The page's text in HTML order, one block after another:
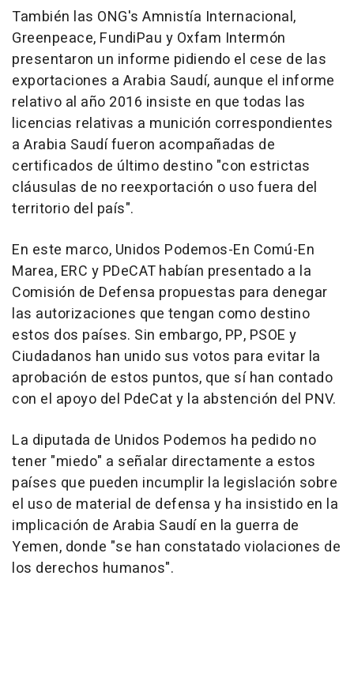
También las ONG's Amnistía Internacional,
Greenpeace, FundiPau y Oxfam Intermón
presentaron un informe pidiendo el cese de las
exportaciones a Arabia Saudí, aunque el informe
relativo al año 2016 insiste en que todas las
licencias relativas a munición correspondientes
a Arabia Saudí fueron acompañadas de
certificados de último destino "con estrictas
cláusulas de no reexportación o uso fuera del
territorio del país".
En este marco, Unidos Podemos-En Comú-En
Marea, ERC y PDeCAT habían presentado a la
Comisión de Defensa propuestas para denegar
las autorizaciones que tengan como destino
estos dos países. Sin embargo, PP, PSOE y
Ciudadanos han unido sus votos para evitar la
aprobación de estos puntos, que sí han contado
con el apoyo del PdeCat y la abstención del PNV.
La diputada de Unidos Podemos ha pedido no
tener "miedo" a señalar directamente a estos
países que pueden incumplir la legislación sobre
el uso de material de defensa y ha insistido en la
implicación de Arabia Saudí en la guerra de
Yemen, donde "se han constatado violaciones de
los derechos humanos".